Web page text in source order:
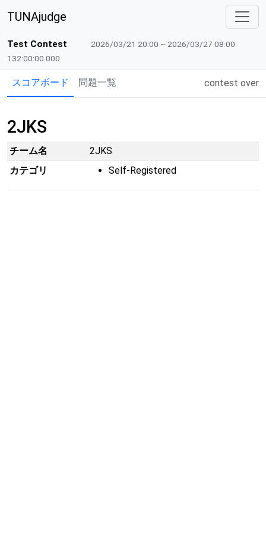
TUNAjudge
Test Contest
2026/03/21 20:00 ~ 2026/03/27 08:00
132:00:00.000
スコアボード 問題一覧 contest over
2JKS
チーム名
2JKS
カテゴリ
Self-Registered